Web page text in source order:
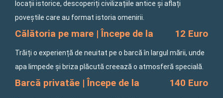
locații istorice, descoperiți civilizațiile antice și aflați
poveștile care au format istoria omenirii.
Călătoria pe mare | Începe de la 12 Euro
Trăiți o experiență de neuitat pe o barcă în largul mării, unde
apa limpede și briza plăcută creează o atmosferă specială.
Barcă privatăe | Începe de la 140 Euro